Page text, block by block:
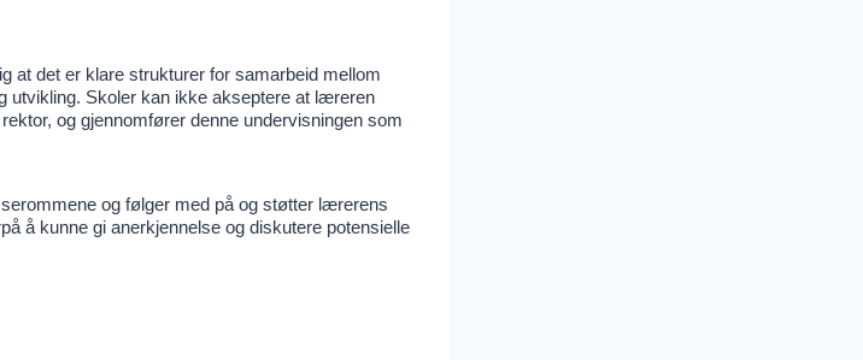
at det er klare strukturer for samarbeid mellom
utvikling. Skoler kan ikke akseptere at læreren
og gjennomfører denne undervisningen som
og følger med på og støtter lærerens
å kunne gi anerkjennelse og diskutere potensielle